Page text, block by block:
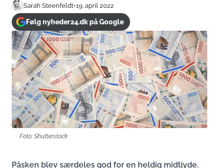
Sarah Steenfeldt•19. april 2022
Følg nyheder24.dk på Google
Foto: Shutterstock
Påsken blev særdeles god for en heldig midtjyde.